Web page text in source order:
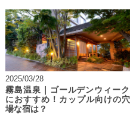
2025/03/28
霧島温泉｜ゴールデンウィーク
におすすめ！カップル向けの穴
場な宿は？